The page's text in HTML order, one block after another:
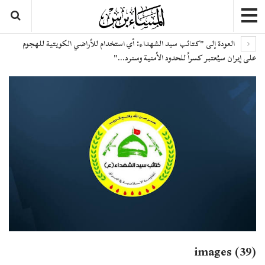
العودة إلى "كتائب سيد الشهداء: أي استخدام للأراضي الكويتية للهجوم
على إيران سيُعتبر كسراً للحدود الأمنية وسنرد…"
images (39)